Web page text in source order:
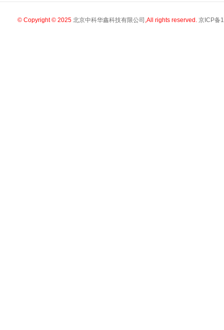
© Copyright © 2025 北京中科华鑫科技有限公司 ,All rights reserved. 京ICP备